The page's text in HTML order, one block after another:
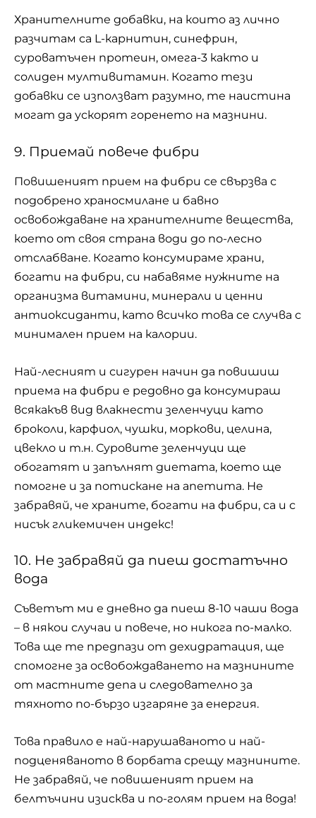
Хранителните добавки, на които аз лично
разчитам са L-карнитин, синефрин,
суроватъчен протеин, омега-3 както и
солиден мултивитамин. Когато тези
добавки се използват разумно, те наистина
могат да ускорят горенето на мазнини.
9. Приемай повече фибри
Повишеният прием на фибри се свързва с
подобрено храносмилане и бавно
освобождаване на хранителните вещества,
което от своя страна води до по-лесно
отслабване. Когато консумираме храни,
богати на фибри, си набавяме нужните на
организма витамини, минерали и ценни
антиоксиданти, като всичко това се случва с
минимален прием на калории.
Най-лесният и сигурен начин да повишиш
приема на фибри е редовно да консумираш
всякакъв вид влакнести зеленчуци като
броколи, карфиол, чушки, моркови, целина,
цвекло и т.н. Суровите зеленчуци ще
обогатят и запълнят диетата, което ще
помогне и за потискане на апетита. Не
забравяй, че храните, богати на фибри, са и с
нисък гликемичен индекс!
10. Не забравяй да пиеш достатъчно
вода
Съветът ми е дневно да пиеш 8-10 чаши вода
– в някои случаи и повече, но никога по-малко.
Това ще те предпази от дехидратация, ще
спомогне за освобождаването на мазнините
от мастните депа и следователно за
тяхното по-бързо изгаряне за енергия.
Това правило е най-нарушаваното и най-
подценяваното в борбата срещу мазнините.
Не забравяй, че повишеният прием на
белтъчини изисква и по-голям прием на вода!